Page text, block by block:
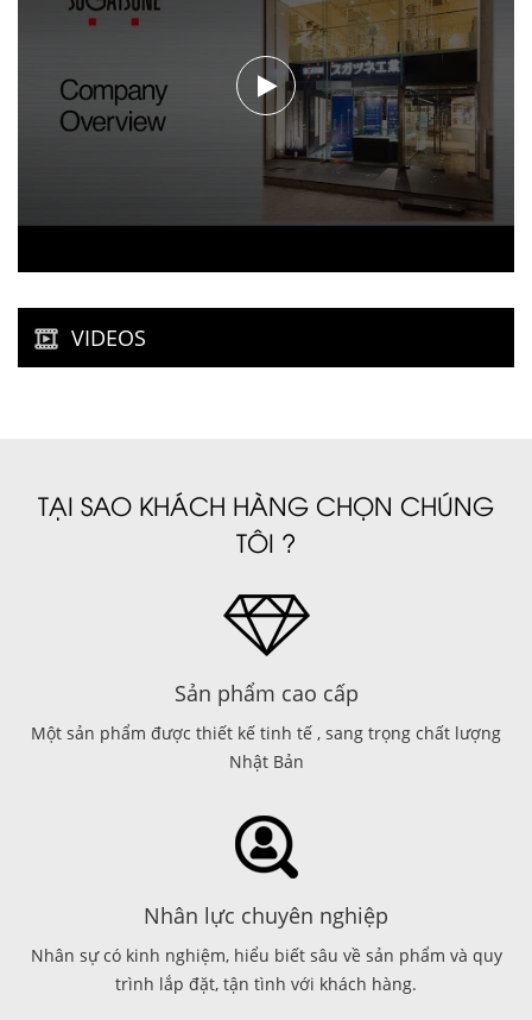
VIDEOS
TẠI SAO KHÁCH HÀNG CHỌN CHÚNG
TÔI ?
Sản phẩm cao cấp
Một sản phẩm được thiết kế tinh tế , sang trọng chất lượng
Nhật Bản
Nhân lực chuyên nghiệp
Nhân sự có kinh nghiệm, hiểu biết sâu về sản phẩm và quy
trình lắp đặt, tận tình với khách hàng.